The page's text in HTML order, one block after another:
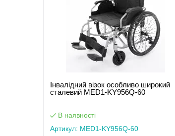
Інвалідний візок особливо широкий
сталевий MED1-KY956Q-60
В наявності
Артикул: MED1-KY956Q-60